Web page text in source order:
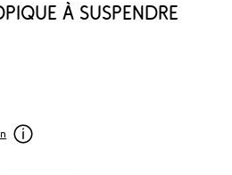
à suspendre